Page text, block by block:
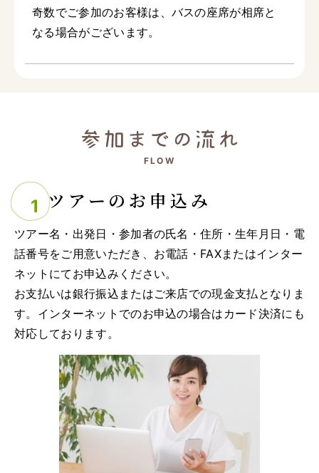
奇数でご参加のお客様は、バスの座席が相席と
なる場合がございます。
FLOW
ツアーのお申込み
ツアー名・出発日・参加者の氏名・住所・生年月日・電
話番号をご用意いただき、お電話・FAXまたはインター
ネットにてお申込みください。
お支払いは銀行振込またはご来店での現金支払となりま
す。インターネットでのお申込の場合はカード決済にも
対応しております。